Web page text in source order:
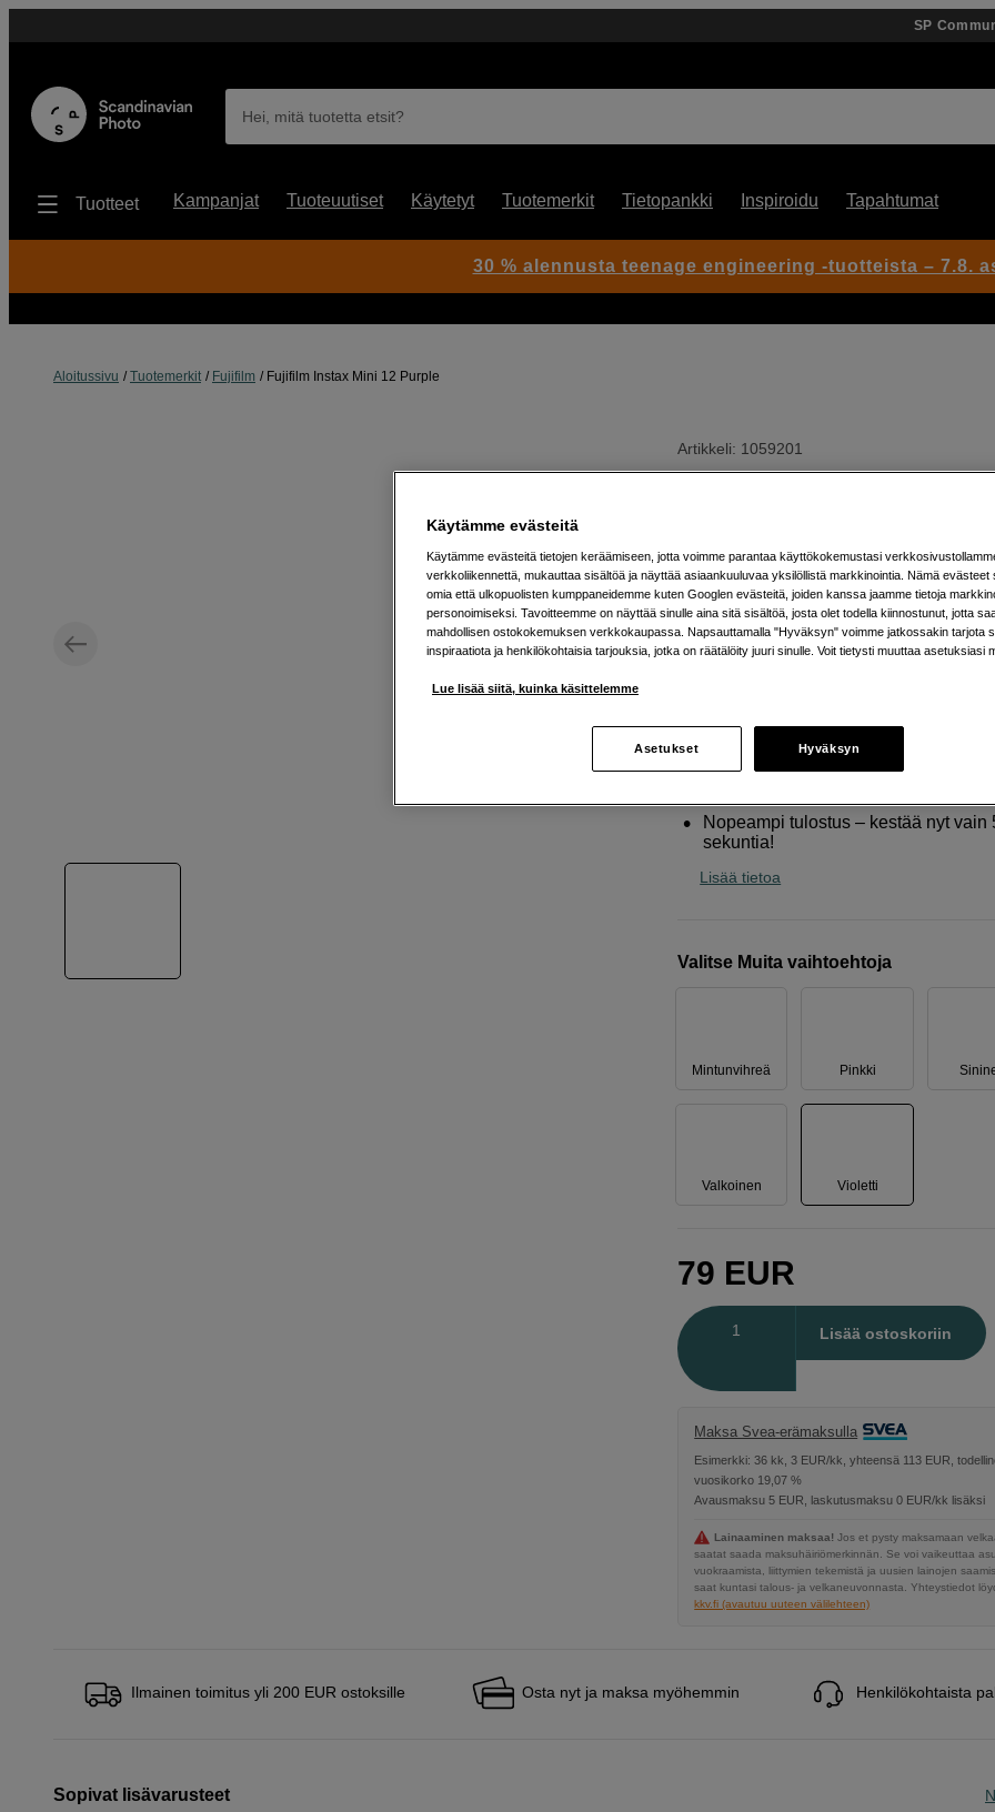
SP
Hei, mitä tuotetta etsit?
Tuotteet Kampanjat Tuoteuutiset Käytetyt Tuotemerkit Tietopankki Inspiroidu Tapahtumat
Aloitussivu Tuotemerkit Fujifilm Fujifilm Instax Mini 12 Purple
Artikkeli: 1059201
Fujifilm Instax Mini 12 Purple
Verkkokauppa:Varastossa
Parannettu automaattinen valotus
Nopeampi tulostus – kestää nyt vain
sekuntia!
Lisää tietoa
Valitse Muita vaihtoehtoja
Mintunvihreä Pinkki
Valkoinen Violetti
79 EUR
Lisää ostoskoriin
Maksa Svea-erämaksulla
Esimerkki: 36 kk, 3 EUR/kk, yhteensä 113 EUR,
vuosikorko 19,07 %
Avausmaksu 5 EUR, laskutusmaksu 0 EUR/kk lisäksi
Lainaaminen maksaa! Jos et pysty maksamaan
saatat saada maksuhäiriömerkinnän. Se voi vaikeuttaa
vuokraamista, liittymien tekemistä ja uusien lainojen
saat kuntasi talous- ja velkaneuvonnasta. Yhteystiedot
kkv.fi (avautuu uuteen välilehteen)
Ilmainen toimitus yli 200 EUR ostoksille Osta nyt ja maksa myöhemmin Henkilökohtaista
Sopivat lisävarusteet
30 % alennusta teenage engineering -tuotteista – 7.8.
Käytämme evästeitä
Käytämme evästeitä tietojen keräämiseen, jotta voimme parantaa käyttökokemustasi
verkkoliikennettä, mukauttaa sisältöä ja näyttää asiaankuuluvaa yksilöllistä markkinointia. Nämä evästeet
omia että ulkopuolisten kumppaneidemme kuten Googlen evästeitä, joiden kanssa jaamme tietoja
personoimiseksi. Tavoitteemme on näyttää sinulle aina sitä sisältöä, josta olet todella kiinnostunut, jotta
mahdollisen ostokokemuksen verkkokaupassa. Napsauttamalla "Hyväksyn" voimme jatkossakin tarjota
inspiraatiota ja henkilökohtaisia tarjouksia, jotka on räätälöity juuri sinulle. Voit tietysti muuttaa asetuksiasi
Lue lisää siitä, kuinka käsittelemme
Asetukset Hyväksyn